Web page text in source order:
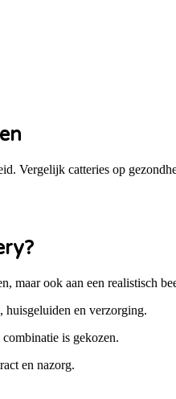
Vergelijk catteries op
maar ook aan een realistisch
huisgeluiden en verzorging.
is gekozen.
en nazorg.